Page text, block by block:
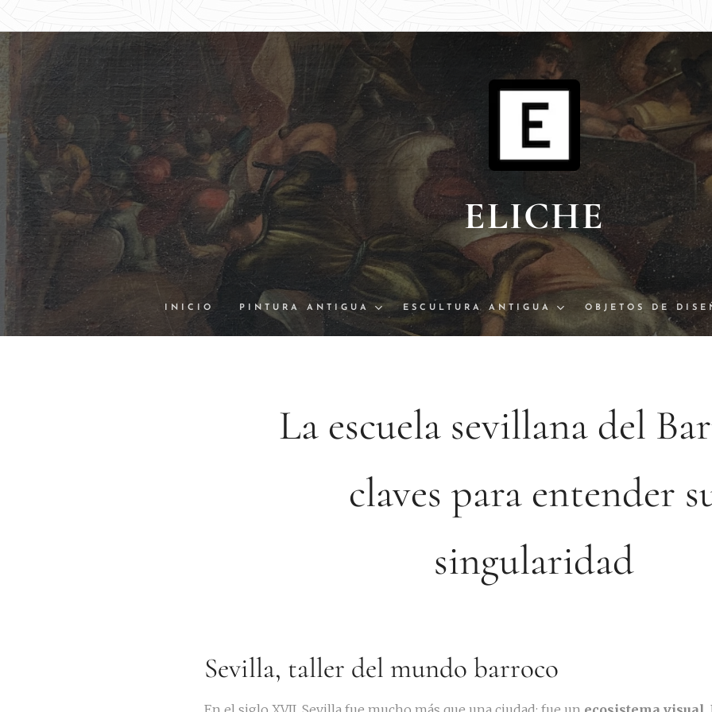
ELICHE
INICIO PINTURA ANTIGUA ESCULTURA ANTIGUA OBJETOS DE
La escuela sevillana del
claves para entender
singularidad
Sevilla, taller del mundo barroco